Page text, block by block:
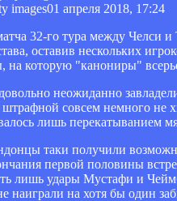
images01 апреля 2018, 17:24
32-го тура между
оставив нескольких
на которую "канониры"
неожиданно
совсем немного не
лишь перекатыванием
таки получили
первой половины
лишь удары Мустафи и
наиграли на хотя бы один